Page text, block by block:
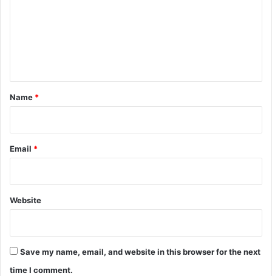
*
Name *
Email *
Website
Save my name, email, and website in this browser for the next
time I comment.